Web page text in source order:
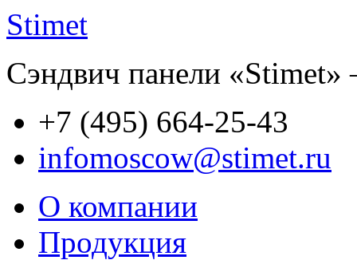
Stimet
Сэндвич панели
+7 (495) 664-25-43
infomoscow@stimet.ru
О компании
Продукция